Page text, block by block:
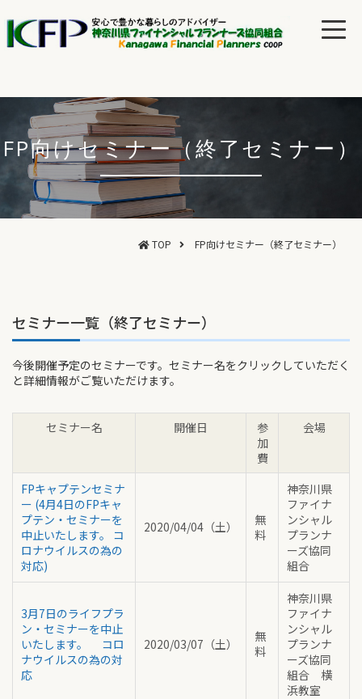
FP向けセミナー（終了セミナー）
TOP FP向けセミナー（終了セミナー）
セミナー一覧（終了セミナー）
今後開催予定のセミナーです。セミナー名をクリックしていただく
と詳細情報がご覧いただけます。
セミナー名 開催日
参
加
費
会場
FPキャプテンセミナ
ー (4月4日のFPキャ
プテン・セミナーを
中止いたします。 コ
ロナウイルスの為の
対応)
2020/04/04（土）
無
料
神奈川県
ファイナ
ンシャル
プランナ
ーズ協同
組合
3月7日のライフプラ
ン・セミナーを中止
いたします。 コロ
ナウイルスの為の対
応
2020/03/07（土）
無
料
神奈川県
ファイナ
ンシャル
プランナ
ーズ協同
組合 横
浜教室